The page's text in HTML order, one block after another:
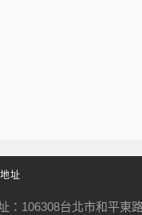
地址
：106308台北市和平東